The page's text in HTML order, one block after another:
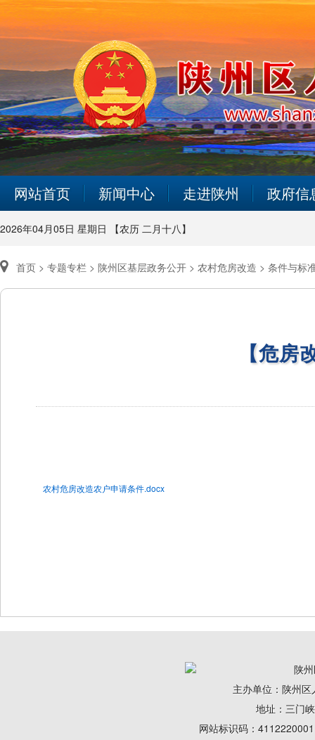
网站首页 新闻中心 走进陕州 政府信
2026年04月05日 星期日 【农历 二月十八】
首页 > 专题专栏 > 陕州区基层政务公开 > 农村危房改造 > 条件与标
【危房
农村危房改造农户申请条件.docx
陕
主办单位：陕州
地址：三门
网站标识码：